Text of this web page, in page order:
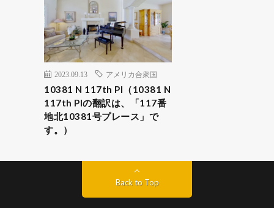
2023.09.13 アメリカ合衆国
10381 N 117th Pl（10381 N
117th Plの翻訳は、「117番
地北10381号プレース」で
す。）
Back to Top